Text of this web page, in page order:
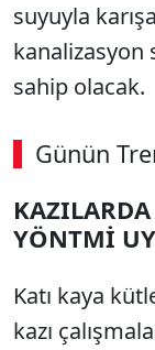
suyuyla
kanalizasyon
sahip olacak.
Günün
00:02 / 03:53
YÖNTMİ
Katı kaya
kazı